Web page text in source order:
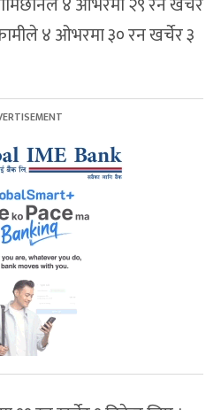
४ ओभरमा ३० रन खर्चेर ३